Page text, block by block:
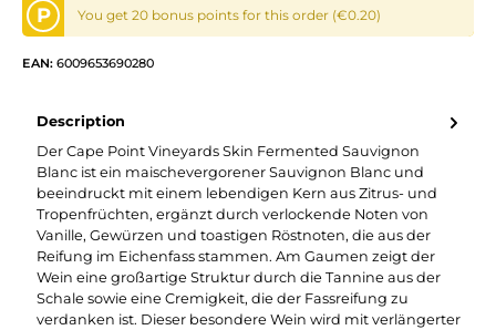
P You get 20 bonus points for this order (€0.20)
EAN: 6009653690280
Description
Der Cape Point Vineyards Skin Fermented Sauvignon
Blanc ist ein maischevergorener Sauvignon Blanc und
beeindruckt mit einem lebendigen Kern aus Zitrus- und
Tropenfrüchten, ergänzt durch verlockende Noten von
Vanille, Gewürzen und toastigen Röstnoten, die aus der
Reifung im Eichenfass stammen. Am Gaumen zeigt der
Wein eine großartige Struktur durch die Tannine aus der
Schale sowie eine Cremigkeit, die der Fassreifung zu
verdanken ist. Dieser besondere Wein wird mit verlängerter